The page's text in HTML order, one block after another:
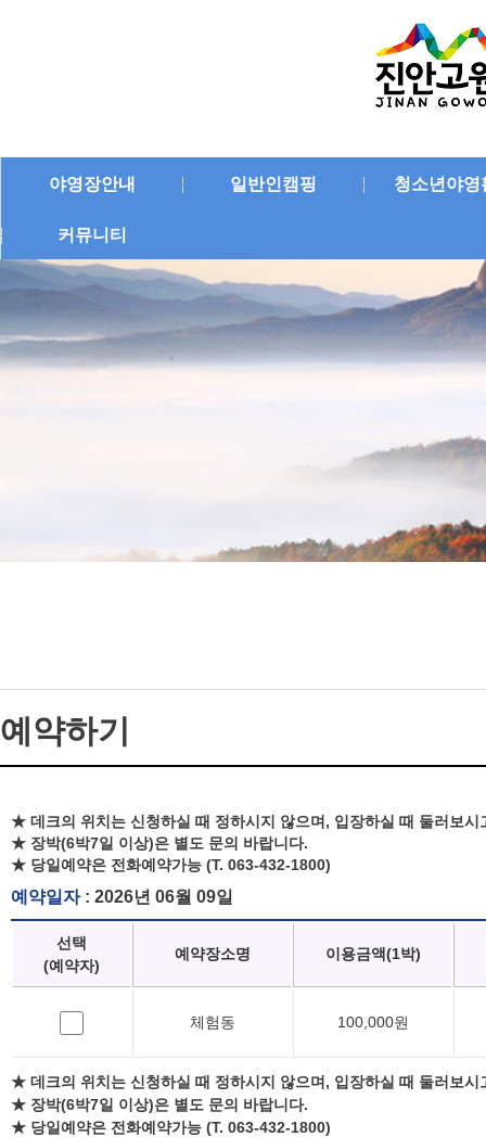
야영장안내 일반인캠핑 청소년야영
커뮤니티
예약하기
★ 데크의 위치는 신청하실 때 정하시지 않으며, 입장하실 때 둘러보시
★ 장박(6박7일 이상)은 별도 문의 바랍니다.
★ 당일예약은 전화예약가능 (T. 063-432-1800)
예약일자: 2026년 06월 09일
선택
(예약자)
예약장소명 이용금액(1박)
체험동 100,000원
★ 데크의 위치는 신청하실 때 정하시지 않으며, 입장하실 때 둘러보시
★ 장박(6박7일 이상)은 별도 문의 바랍니다.
★ 당일예약은 전화예약가능 (T. 063-432-1800)